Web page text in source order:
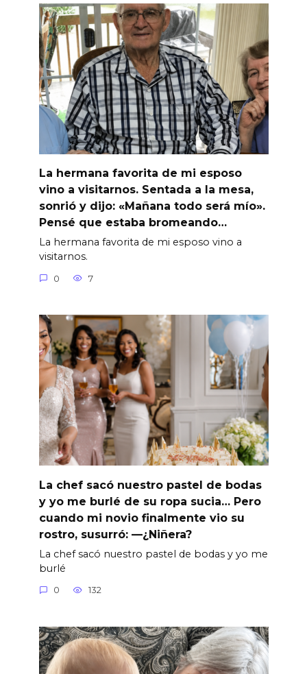
La hermana favorita de mi esposo
vino a visitarnos. Sentada a la mesa,
sonrió y dijo: «Mañana todo será mío».
Pensé que estaba bromeando…
La hermana favorita de mi esposo vino a
visitarnos.
0 7
La chef sacó nuestro pastel de bodas
y yo me burlé de su ropa sucia… Pero
cuando mi novio finalmente vio su
rostro, susurró: —¿Niñera?
La chef sacó nuestro pastel de bodas y yo me
burlé
0 132